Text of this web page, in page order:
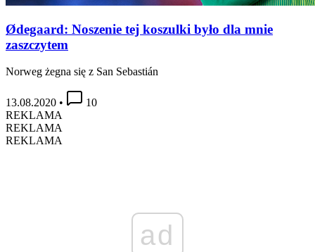
Ødegaard: Noszenie tej koszulki było dla mnie
zaszczytem
Norweg żegna się z San Sebastián
13.08.2020 •
10
REKLAMA
REKLAMA
REKLAMA
ad